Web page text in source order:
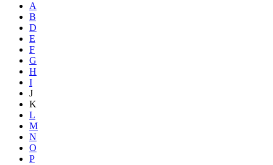
A
B
D
E
F
G
H
I
J
K
L
M
N
O
P